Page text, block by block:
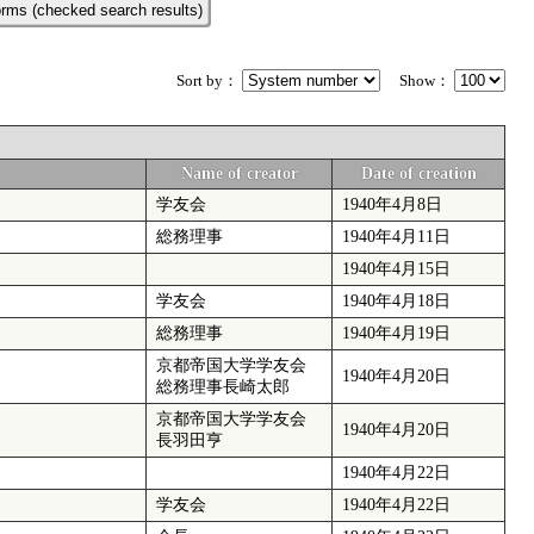
(checked search results)
Show：
Sort by：
Name of creator
Date of creation
学友会
1940年4月8日
総務理事
1940年4月11日
1940年4月15日
学友会
1940年4月18日
総務理事 1940年4月19日
京都帝国大学学友会
総務理事長崎太郎
1940年4月20日
京都帝国大学学友会
長羽田亨
1940年4月20日
1940年4月22日
学友会
1940年4月22日